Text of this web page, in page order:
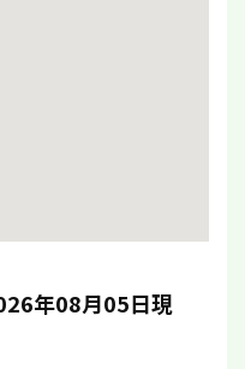
年08月05日現